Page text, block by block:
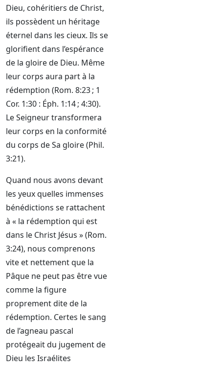
Dieu, cohéritiers de Christ,
ils possèdent un héritage
éternel dans les cieux. Ils se
glorifient dans l’espérance
de la gloire de Dieu. Même
leur corps aura part à la
rédemption (Rom. 8:23 ; 1
Cor. 1:30 : Éph. 1:14 ; 4:30).
Le Seigneur transformera
leur corps en la conformité
du corps de Sa gloire (Phil.
3:21).
Quand nous avons devant
les yeux quelles immenses
bénédictions se rattachent
à « la rédemption qui est
dans le Christ Jésus » (Rom.
3:24), nous comprenons
vite et nettement que la
Pâque ne peut pas être vue
comme la figure
proprement dite de la
rédemption. Certes le sang
de l’agneau pascal
protégeait du jugement de
Dieu les Israélites